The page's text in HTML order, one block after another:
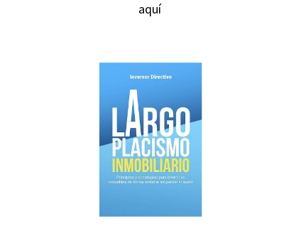
aquí